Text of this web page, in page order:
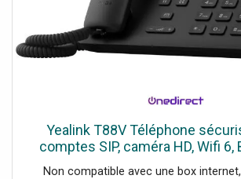
Yealink T88V Téléphone
comptes SIP, caméra HD, Wifi
audio IA, conçu pour
Non compatible avec une box